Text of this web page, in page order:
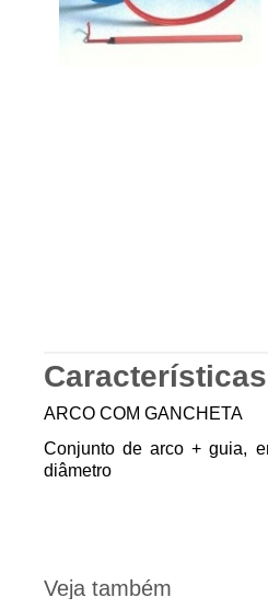
Características
ARCO COM GANCHETA
Conjunto de arco + guia,
diâmetro
Veja também